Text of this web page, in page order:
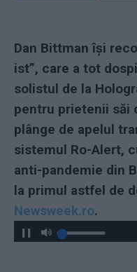
Dan Bittman își
ist”, care a tot
solistul de la
pentru prietenii săi
plânge de apelul
sistemul Ro-Alert,
anti-pandemie din
la primul astfel de
Newsweek.ro.